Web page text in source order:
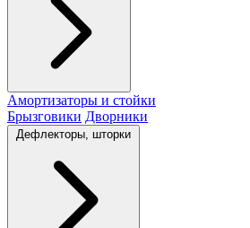
Амортизаторы и стойки
Брызговики Дворники
Дефлекторы, шторки